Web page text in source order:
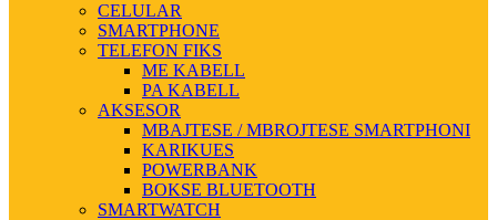
CELULAR
SMARTPHONE
TELEFON FIKS
ME KABELL
PA KABELL
AKSESOR
MBAJTESE / MBROJTESE SMARTPHONI
KARIKUES
POWERBANK
BOKSE BLUETOOTH
SMARTWATCH